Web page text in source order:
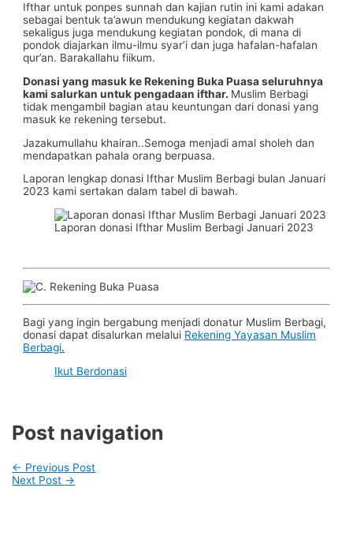
Ifthar untuk ponpes sunnah dan kajian rutin ini kami adakan
sebagai bentuk ta’awun mendukung kegiatan dakwah
sekaligus juga mendukung kegiatan pondok, di mana di
pondok diajarkan ilmu-ilmu syar’i dan juga hafalan-hafalan
qur’an. Barakallahu fiikum.
Donasi yang masuk ke Rekening Buka Puasa seluruhnya
kami salurkan untuk pengadaan ifthar. Muslim Berbagi
tidak mengambil bagian atau keuntungan dari donasi yang
masuk ke rekening tersebut.
Jazakumullahu khairan..Semoga menjadi amal sholeh dan
mendapatkan pahala orang berpuasa.
Laporan lengkap donasi Ifthar Muslim Berbagi bulan Januari
2023 kami sertakan dalam tabel di bawah.
Laporan donasi Ifthar Muslim Berbagi Januari 2023
Bagi yang ingin bergabung menjadi donatur Muslim Berbagi,
donasi dapat disalurkan melalui Rekening Yayasan Muslim
Berbagi.
Ikut Berdonasi
Post navigation
← Previous Post
Next Post →